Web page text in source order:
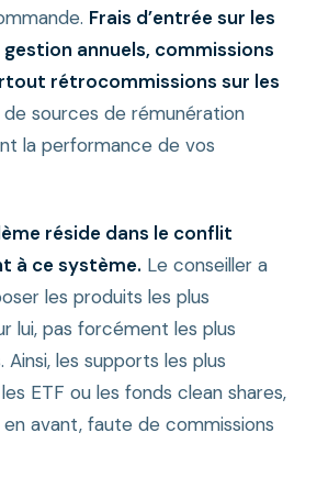
Frais d’entrée sur les
annuels, commissions
rétrocommissions sur les
sources de rémunération
la performance de vos
réside dans le conflit
à ce système. Le conseiller a
les produits les plus
lui, pas forcément les plus
les supports les plus
ETF ou les fonds clean shares,
avant, faute de commissions